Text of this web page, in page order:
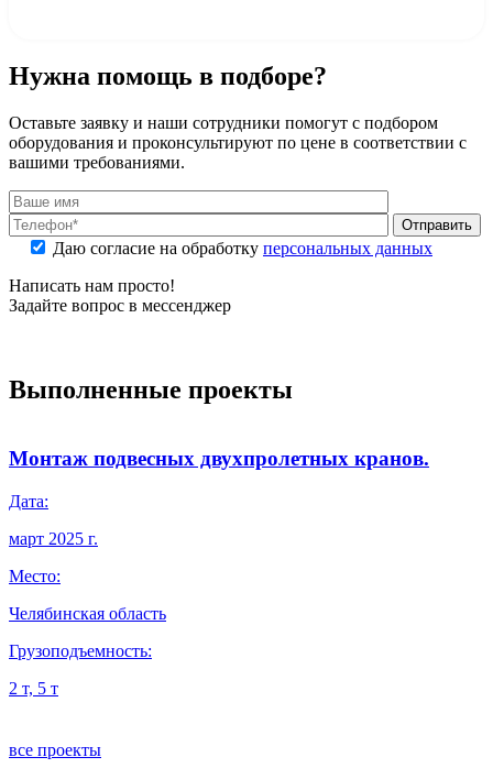
Нужна помощь в подборе?
Оставьте заявку и наши сотрудники помогут с подбором
оборудования и проконсультируют по цене в соответствии с
вашими требованиями.
Отправить
Даю согласие на обработку персональных данных
Написать нам просто!
Задайте вопрос в мессенджер
Выполненные проекты
Монтаж подвесных двухпролетных кранов.
Дата:
март 2025 г.
Место:
Челябинская область
Грузоподъемность:
2 т, 5 т
все проекты